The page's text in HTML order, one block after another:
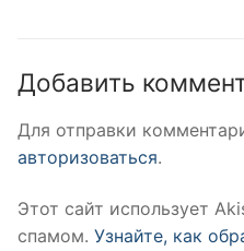
Добавить
Для отправки
авторизоваться.
Этот сайт использует
спамом. Узнайте, как